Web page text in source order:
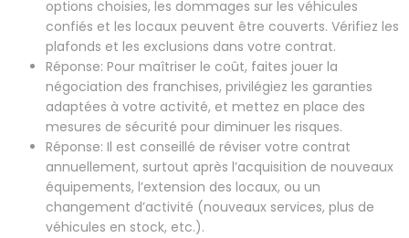
options choisies, les dommages sur les véhicules
confiés et les locaux peuvent être couverts. Vérifiez les
plafonds et les exclusions dans votre contrat.
Réponse: Pour maîtriser le coût, faites jouer la
négociation des franchises, privilégiez les garanties
adaptées à votre activité, et mettez en place des
mesures de sécurité pour diminuer les risques.
Réponse: Il est conseillé de réviser votre contrat
annuellement, surtout après l’acquisition de nouveaux
équipements, l’extension des locaux, ou un
changement d’activité (nouveaux services, plus de
véhicules en stock, etc.).